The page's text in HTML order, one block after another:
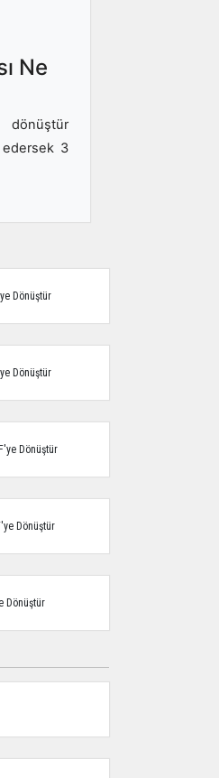
Ne
dönüştür
3
Dönüştür
Dönüştür
Dönüştür
Dönüştür
Dönüştür